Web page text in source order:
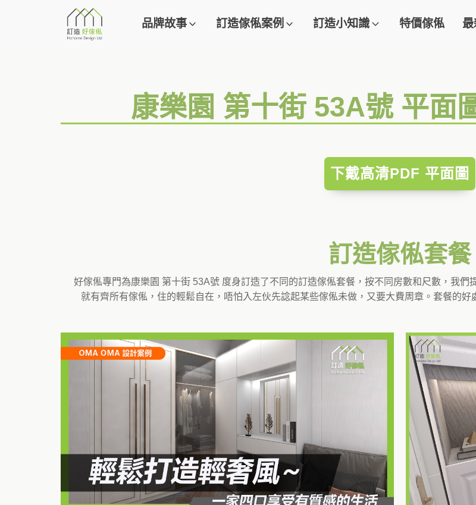
品牌故事 訂造傢俬案例 訂造小知識 特價傢俬
康樂園 第十街 53A號 平面
下戴高清PDF 平面圖
訂造傢俬套餐
好傢俬專門為康樂園 第十街 53A號 度身訂造了不同的訂造傢俬套餐，按不同房數和尺數，我
就有齊所有傢俬，住的輕鬆自在，唔怕入左伙先諗起某些傢俬未做，又要大費周章。套餐的